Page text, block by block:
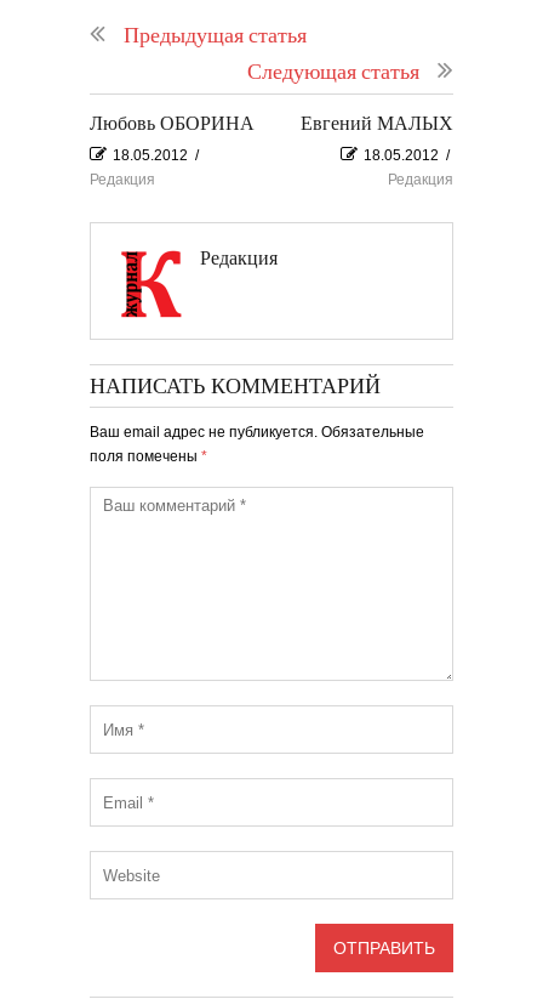
Предыдущая статья
Следующая статья
Любовь ОБОРИНА
18.05.2012 /
Редакция
Евгений МАЛЫХ
18.05.2012 /
Редакция
Редакция
НАПИСАТЬ КОММЕНТАРИЙ
Ваш email адрес не публикуется. Обязательные
поля помечены *